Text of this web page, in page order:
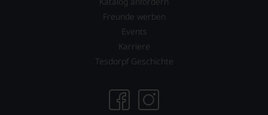
Freunde werben
Events
Karriere
Tesdorpf Geschichte